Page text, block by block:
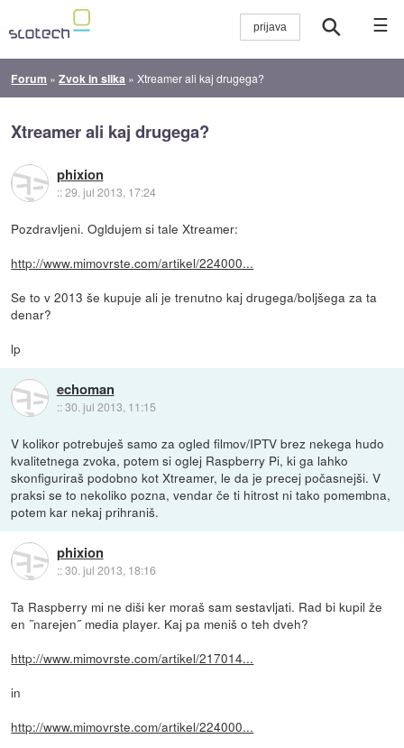
☰
Forum »Zvok in slika »Xtreamer ali kaj drugega?
Xtreamer ali kaj drugega?
phixion
::29. jul 2013, 17:24
Pozdravljeni. Ogldujem si tale Xtreamer:
http://www.mimovrste.com/artikel/224000...
Se to v 2013 še kupuje ali je trenutno kaj drugega/boljšega za ta
denar?
lp
echoman
::30. jul 2013, 11:15
V kolikor potrebuješ samo za ogled filmov/IPTV brez nekega hudo
kvalitetnega zvoka, potem si oglej Raspberry Pi, ki ga lahko
skonfiguriraš podobno kot Xtreamer, le da je precej počasnejši. V
praksi se to nekoliko pozna, vendar če ti hitrost ni tako pomembna,
potem kar nekaj prihraniš.
phixion
::30. jul 2013, 18:16
Ta Raspberry mi ne diši ker moraš sam sestavljati. Rad bi kupil že
en ˝narejen˝ media player. Kaj pa meniš o teh dveh?
http://www.mimovrste.com/artikel/217014...
in
http://www.mimovrste.com/artikel/224000...